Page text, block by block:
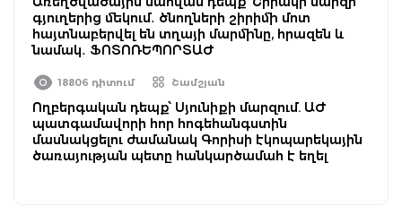
գյուղերից մեկում․ ծնողների շիրիմի մոտ
հայտնաբերվել են տղայի մարմինը, հրազեն և
նամակ․ ՖՈՏՈՌԵՊՈՐՏԱԺ
18806 դիտում Շամշյան
Ողբերգական դեպք՝ Սյունիքի մարզում. ԱԺ
պատգամավորի հոր հոգեհանգստին
մասնակցելու ժամանակ Գորիսի էկոպարեկային
ծառայության պետը հանկարծամահ է եղել